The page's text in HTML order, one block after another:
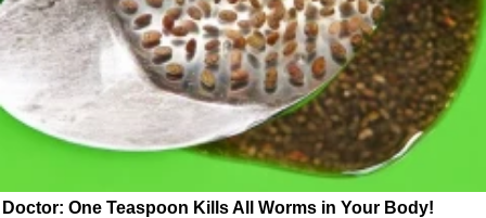
Doctor: One Teaspoon Kills All Worms in Your Body!